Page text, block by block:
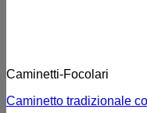
Caminetti-Focolari
Caminetto tradizionale